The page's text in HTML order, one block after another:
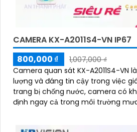
CAMERA KX-A2011S4-VN IP67
800,000 ₫
1,007,000 ₫
Camera quan sát KX-A2011S4-VN
lượng và đáng tin cậy trong việc giám
trang bị chống nước, camera có
định ngay cả trong môi trường